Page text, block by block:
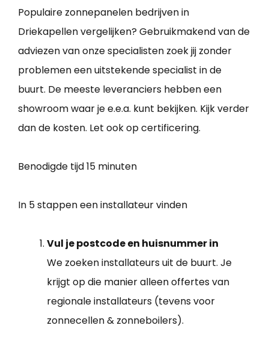
Populaire zonnepanelen bedrijven in
Driekapellen vergelijken? Gebruikmakend van de
adviezen van onze specialisten zoek jij zonder
problemen een uitstekende specialist in de
buurt. De meeste leveranciers hebben een
showroom waar je e.e.a. kunt bekijken. Kijk verder
dan de kosten. Let ook op certificering.
Benodigde tijd15 minuten
In 5 stappen een installateur vinden
Vul je postcode en huisnummer in
We zoeken installateurs uit de buurt. Je
krijgt op die manier alleen offertes van
regionale installateurs (tevens voor
zonnecellen & zonneboilers).